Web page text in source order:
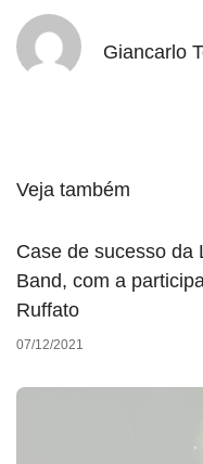
Giancarlo
Veja também
Case de sucesso da
Band, com a
Ruffato
07/12/2021